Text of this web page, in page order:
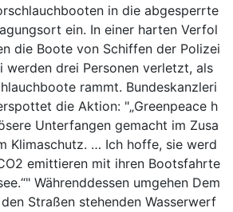
in die abgesperrte
ein. In einer harten Verfol
die Boote von Schiffen der Polizei
werden drei Personen verletzt, als
rammt. Bundeskanzleri
die Aktion: "„Greenpeace h
Unterfangen gemacht im Zusa
Klimaschutz. … Ich hoffe, sie werd
emittieren mit ihren Bootsfahrte
Währenddessen umgehen Dem
Straßen stehenden Wasserwerf